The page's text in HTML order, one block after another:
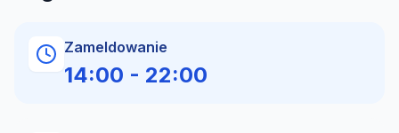
Zameldowanie
14:00 - 22:00